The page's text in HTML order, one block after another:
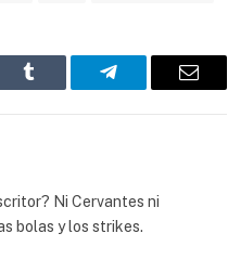
Tumblr Telegram Email
Ni Cervantes ni
bolas y los strikes.